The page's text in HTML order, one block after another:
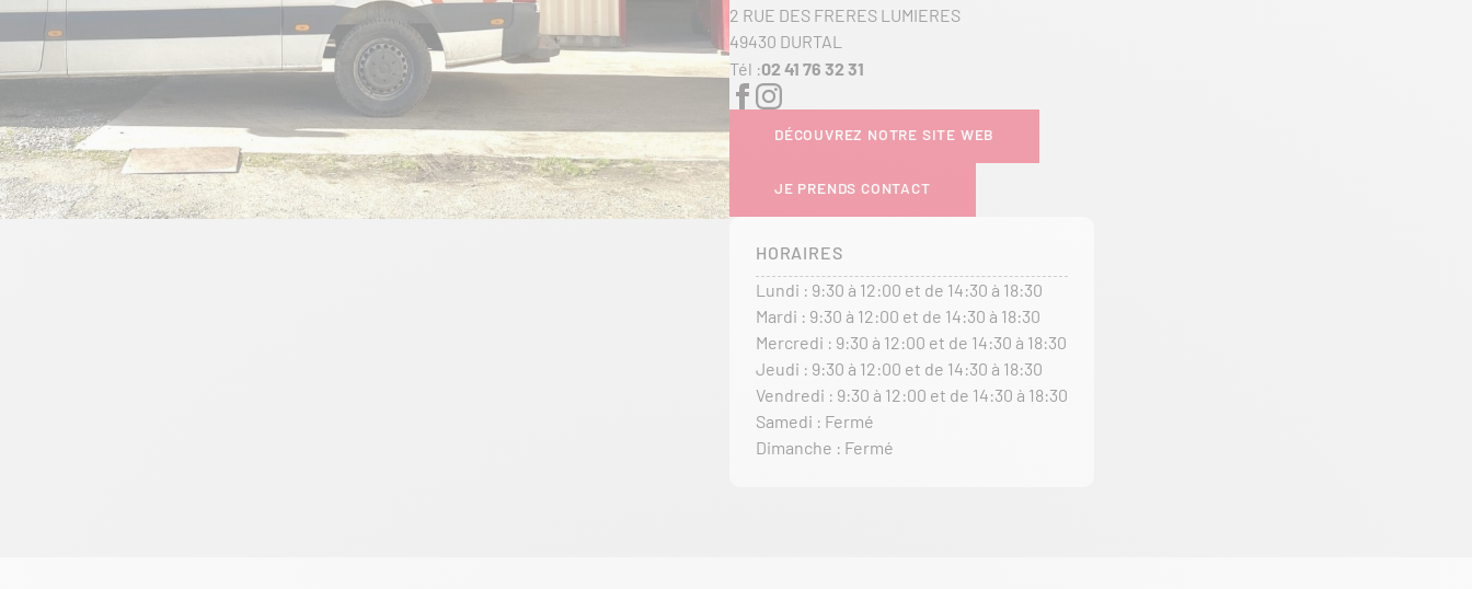
2 RUE DES FRERES LUMIERES
49430 DURTAL
Tél :02 41 76 32 31
DÉCOUVREZ NOTRE SITE WEB
JE PRENDS CONTACT
HORAIRES
Lundi : 9:30 à 12:00 et de 14:30 à 18:30
Mardi : 9:30 à 12:00 et de 14:30 à 18:30
Mercredi : 9:30 à 12:00 et de 14:30 à 18:30
Jeudi : 9:30 à 12:00 et de 14:30 à 18:30
Vendredi : 9:30 à 12:00 et de 14:30 à 18:30
Samedi : Fermé
Dimanche : Fermé